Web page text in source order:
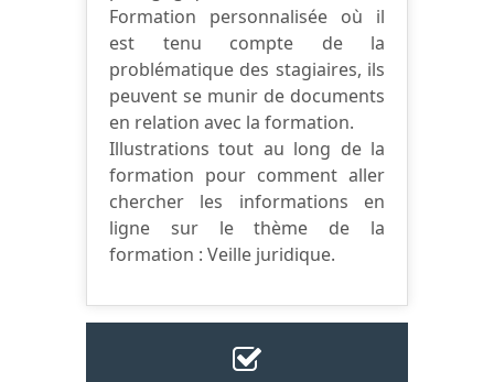
Formation personnalisée où il
est tenu compte de la
problématique des stagiaires, ils
peuvent se munir de documents
en relation avec la formation.
Illustrations tout au long de la
formation pour comment aller
chercher les informations en
ligne sur le thème de la
formation : Veille juridique.